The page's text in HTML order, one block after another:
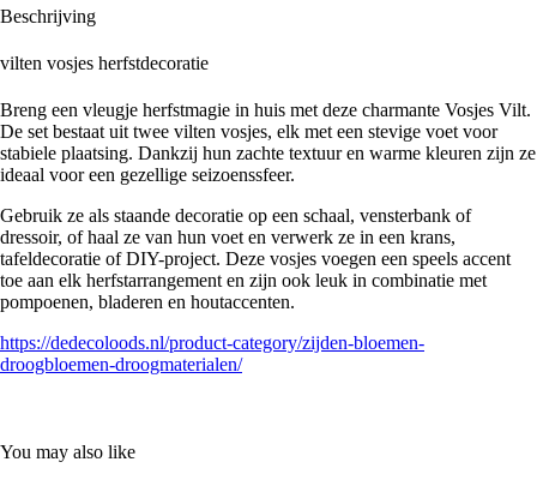
Beschrijving
vilten vosjes herfstdecoratie
Breng een vleugje herfstmagie in huis met deze charmante Vosjes Vilt.
De set bestaat uit twee vilten vosjes, elk met een stevige voet voor
stabiele plaatsing. Dankzij hun zachte textuur en warme kleuren zijn ze
ideaal voor een gezellige seizoenssfeer.
Gebruik ze als staande decoratie op een schaal, vensterbank of
dressoir, of haal ze van hun voet en verwerk ze in een krans,
tafeldecoratie of DIY-project. Deze vosjes voegen een speels accent
toe aan elk herfstarrangement en zijn ook leuk in combinatie met
pompoenen, bladeren en houtaccenten.
https://dedecoloods.nl/product-category/zijden-bloemen-
droogbloemen-droogmaterialen/
You may also like